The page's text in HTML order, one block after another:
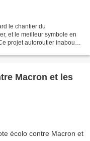
le chantier du
et le meilleur symbole en
projet autoroutier inabouti
Macron et les